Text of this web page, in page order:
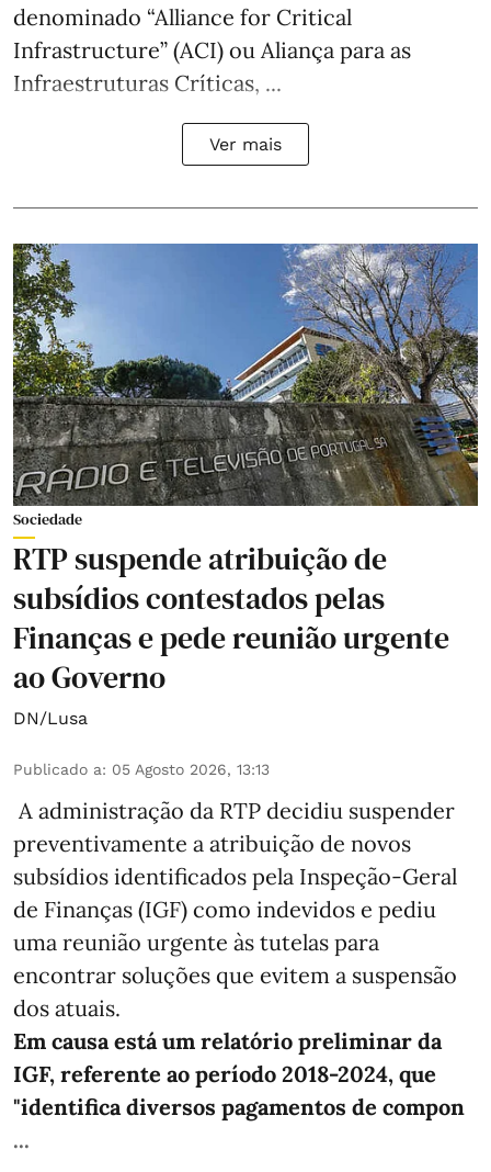
denominado “Alliance for Critical
Infrastructure” (ACI) ou Aliança para as
Infraestruturas Críticas, ...
Ver mais
Sociedade
RTP suspende atribuição de
subsídios contestados pelas
Finanças e pede reunião urgente
ao Governo
DN/Lusa
Publicado a: 05 Agosto 2026, 13:13
A administração da RTP decidiu suspender
preventivamente a atribuição de novos
subsídios identificados pela Inspeção-Geral
de Finanças (IGF) como indevidos e pediu
uma reunião urgente às tutelas para
encontrar soluções que evitem a suspensão
dos atuais.
Em causa está um relatório preliminar da
IGF, referente ao período 2018-2024, que
"identifica diversos pagamentos de compon
...